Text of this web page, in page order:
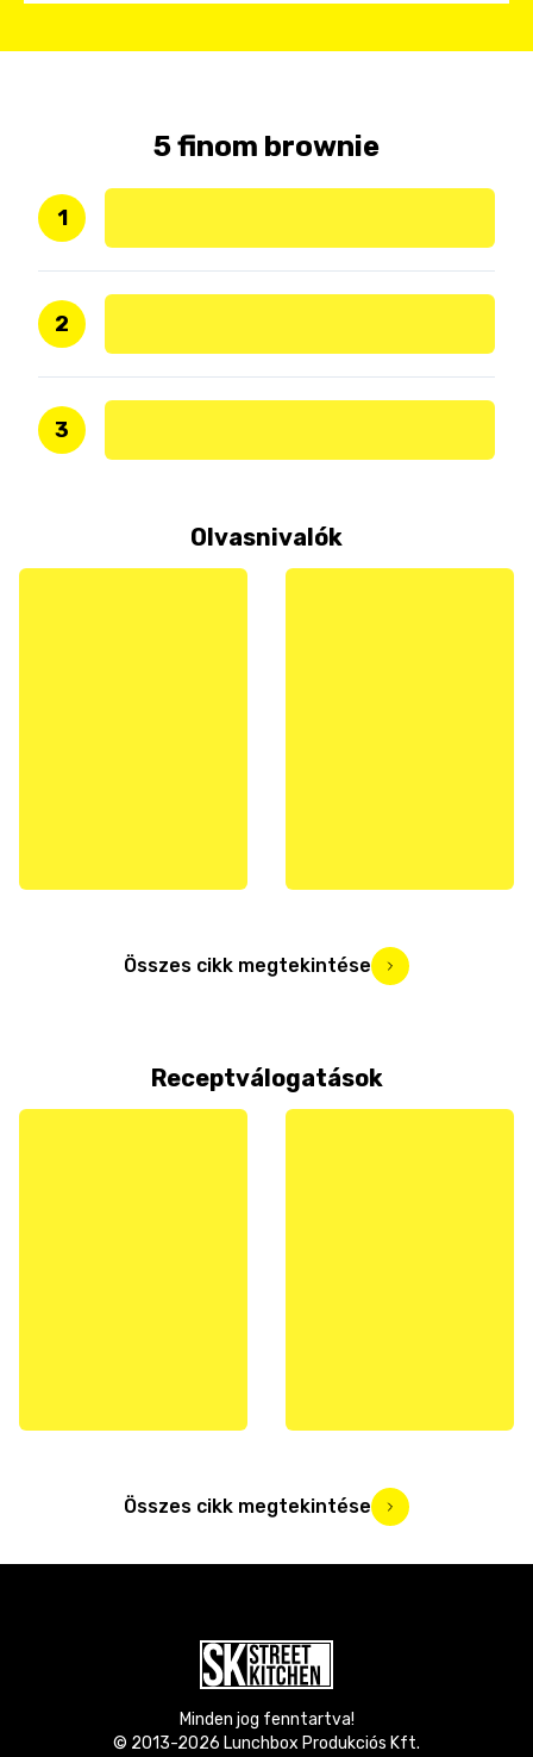
5 finom brownie
1
2
3
Olvasnivalók
Összes cikk megtekintése
Receptválogatások
Összes cikk megtekintése
Minden jog fenntartva!
© 2013-2026 Lunchbox Produkciós Kft.